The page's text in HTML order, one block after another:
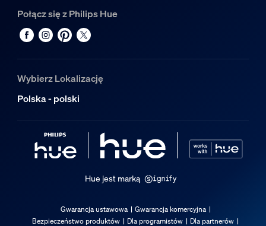
EAN/UPC — produkt
8719514339989
Waga netto
Waga brutto
0,1 kg
Wysokość
72 mm
Długość
140 mm
Numer materiału (12NC)
929002995001
Połącz się z Philips Hue
Wybierz Lokalizację
Polska - polski
Hue jest marką
Gwarancja ustawowa
Gwarancja komercyjna
Bezpieczeństwo produktów
Dla programistów Dla partnerów